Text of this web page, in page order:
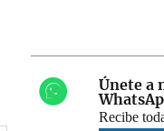
Únete a
Recibe